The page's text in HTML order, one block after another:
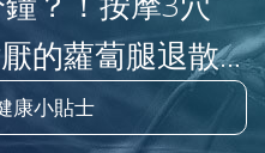
的蘿蔔腿退散...
康小貼士